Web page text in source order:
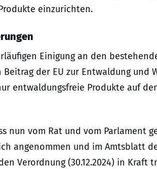
einzurichten.
Einigung an den
der EU zur Entwaldung und
entwaldungsfreie Produkte auf
nun vom Rat und vom Parlament
angenommen und im Amtsblatt
Verordnung (30.12.2024) in Kraft